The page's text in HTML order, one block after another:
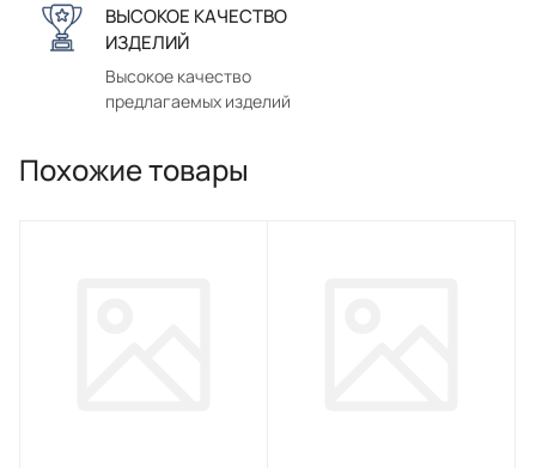
ВЫСОКОЕ КАЧЕСТВО
ИЗДЕЛИЙ
Высокое качество
предлагаемых изделий
Похожие товары